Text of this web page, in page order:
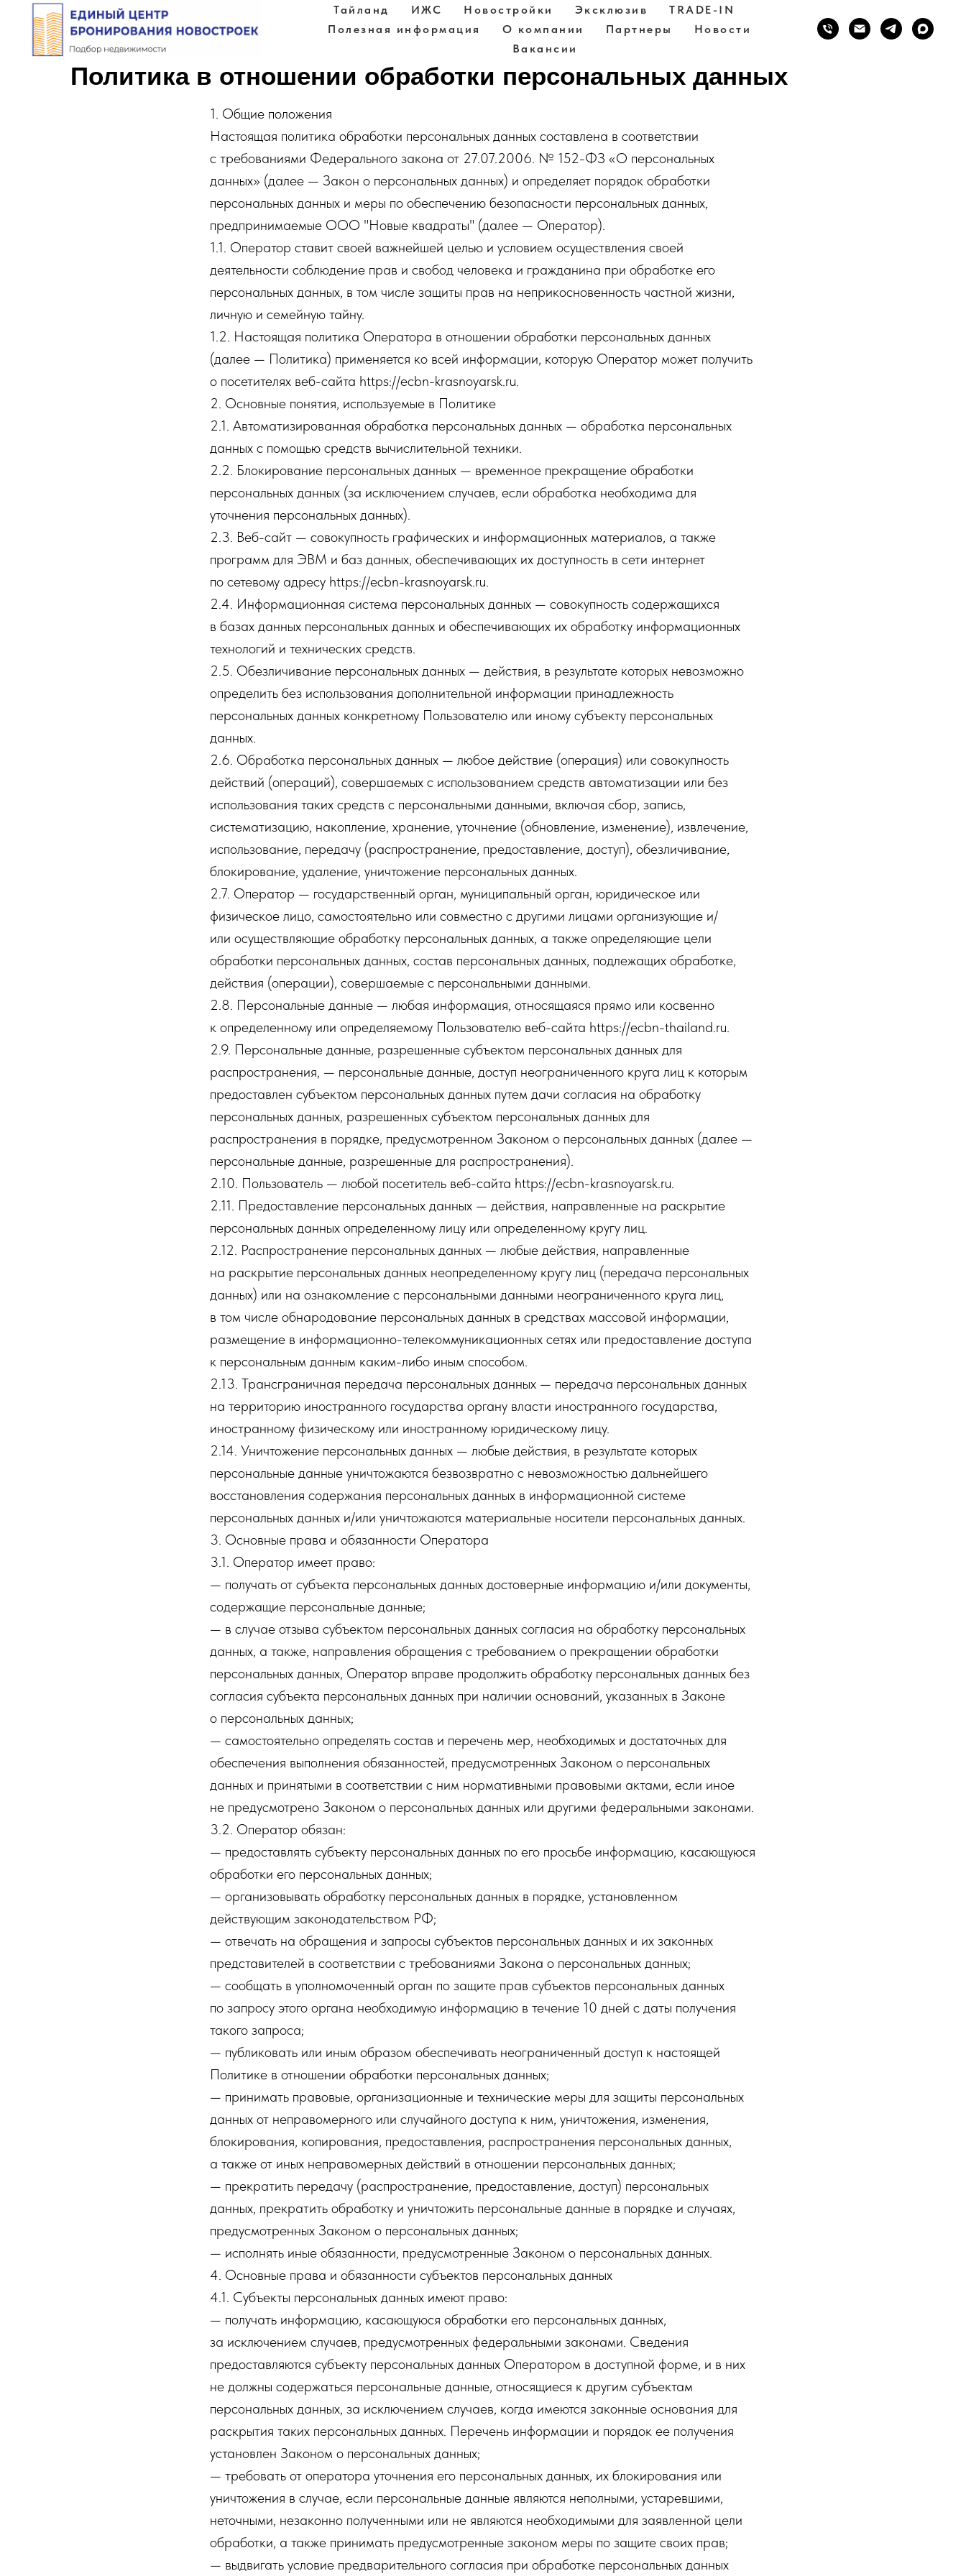
Тайланд ИЖС Новостройки Эксклюзив
TRADE-IN
Полезная информация
О компании Партнеры
Новости
Вакансии
Политика в отношении обработки персональных данных
1. Общие положения
Настоящая политика обработки персональных данных составлена в соответствии
с требованиями Федерального закона от 27.07.2006. № 152-ФЗ «О персональных
данных» (далее — Закон о персональных данных) и определяет порядок обработки
персональных данных и меры по обеспечению безопасности персональных данных,
предпринимаемые ООО "Новые квадраты" (далее — Оператор).
1.1. Оператор ставит своей важнейшей целью и условием осуществления своей
деятельности соблюдение прав и свобод человека и гражданина при обработке его
персональных данных, в том числе защиты прав на неприкосновенность частной жизни,
личную и семейную тайну.
1.2. Настоящая политика Оператора в отношении обработки персональных данных
(далее — Политика) применяется ко всей информации, которую Оператор может получить
о посетителях веб-сайта https://ecbn-krasnoyarsk.ru.
2. Основные понятия, используемые в Политике
2.1. Автоматизированная обработка персональных данных — обработка персональных
данных с помощью средств вычислительной техники.
2.2. Блокирование персональных данных — временное прекращение обработки
персональных данных (за исключением случаев, если обработка необходима для
уточнения персональных данных).
2.3. Веб-сайт — совокупность графических и информационных материалов, а также
программ для ЭВМ и баз данных, обеспечивающих их доступность в сети интернет
по сетевому адресу https://ecbn-krasnoyarsk.ru.
2.4. Информационная система персональных данных — совокупность содержащихся
в базах данных персональных данных и обеспечивающих их обработку информационных
технологий и технических средств.
2.5. Обезличивание персональных данных — действия, в результате которых невозможно
определить без использования дополнительной информации принадлежность
персональных данных конкретному Пользователю или иному субъекту персональных
данных.
2.6. Обработка персональных данных — любое действие (операция) или совокупность
действий (операций), совершаемых с использованием средств автоматизации или без
использования таких средств с персональными данными, включая сбор, запись,
систематизацию, накопление, хранение, уточнение (обновление, изменение), извлечение,
использование, передачу (распространение, предоставление, доступ), обезличивание,
блокирование, удаление, уничтожение персональных данных.
2.7. Оператор — государственный орган, муниципальный орган, юридическое или
физическое лицо, самостоятельно или совместно с другими лицами организующие и/
или осуществляющие обработку персональных данных, а также определяющие цели
обработки персональных данных, состав персональных данных, подлежащих обработке,
действия (операции), совершаемые с персональными данными.
2.8. Персональные данные — любая информация, относящаяся прямо или косвенно
к определенному или определяемому Пользователю веб-сайта https://ecbn-thailand.ru.
2.9. Персональные данные, разрешенные субъектом персональных данных для
распространения, — персональные данные, доступ неограниченного круга лиц к которым
предоставлен субъектом персональных данных путем дачи согласия на обработку
персональных данных, разрешенных субъектом персональных данных для
распространения в порядке, предусмотренном Законом о персональных данных (далее —
персональные данные, разрешенные для распространения).
2.10. Пользователь — любой посетитель веб-сайта https://ecbn-krasnoyarsk.ru.
2.11. Предоставление персональных данных — действия, направленные на раскрытие
персональных данных определенному лицу или определенному кругу лиц.
2.12. Распространение персональных данных — любые действия, направленные
на раскрытие персональных данных неопределенному кругу лиц (передача персональных
данных) или на ознакомление с персональными данными неограниченного круга лиц,
в том числе обнародование персональных данных в средствах массовой информации,
размещение в информационно-телекоммуникационных сетях или предоставление доступа
к персональным данным каким-либо иным способом.
2.13. Трансграничная передача персональных данных — передача персональных данных
на территорию иностранного государства органу власти иностранного государства,
иностранному физическому или иностранному юридическому лицу.
2.14. Уничтожение персональных данных — любые действия, в результате которых
персональные данные уничтожаются безвозвратно с невозможностью дальнейшего
восстановления содержания персональных данных в информационной системе
персональных данных и/или уничтожаются материальные носители персональных данных.
3. Основные права и обязанности Оператора
3.1. Оператор имеет право:
— получать от субъекта персональных данных достоверные информацию и/или документы,
содержащие персональные данные;
— в случае отзыва субъектом персональных данных согласия на обработку персональных
данных, а также, направления обращения с требованием о прекращении обработки
персональных данных, Оператор вправе продолжить обработку персональных данных без
согласия субъекта персональных данных при наличии оснований, указанных в Законе
о персональных данных;
— самостоятельно определять состав и перечень мер, необходимых и достаточных для
обеспечения выполнения обязанностей, предусмотренных Законом о персональных
данных и принятыми в соответствии с ним нормативными правовыми актами, если иное
не предусмотрено Законом о персональных данных или другими федеральными законами.
3.2. Оператор обязан:
— предоставлять субъекту персональных данных по его просьбе информацию, касающуюся
обработки его персональных данных;
— организовывать обработку персональных данных в порядке, установленном
действующим законодательством РФ;
— отвечать на обращения и запросы субъектов персональных данных и их законных
представителей в соответствии с требованиями Закона о персональных данных;
— сообщать в уполномоченный орган по защите прав субъектов персональных данных
по запросу этого органа необходимую информацию в течение 10 дней с даты получения
такого запроса;
— публиковать или иным образом обеспечивать неограниченный доступ к настоящей
Политике в отношении обработки персональных данных;
— принимать правовые, организационные и технические меры для защиты персональных
данных от неправомерного или случайного доступа к ним, уничтожения, изменения,
блокирования, копирования, предоставления, распространения персональных данных,
а также от иных неправомерных действий в отношении персональных данных;
— прекратить передачу (распространение, предоставление, доступ) персональных
данных, прекратить обработку и уничтожить персональные данные в порядке и случаях,
предусмотренных Законом о персональных данных;
— исполнять иные обязанности, предусмотренные Законом о персональных данных.
4. Основные права и обязанности субъектов персональных данных
4.1. Субъекты персональных данных имеют право:
— получать информацию, касающуюся обработки его персональных данных,
за исключением случаев, предусмотренных федеральными законами. Сведения
предоставляются субъекту персональных данных Оператором в доступной форме, и в них
не должны содержаться персональные данные, относящиеся к другим субъектам
персональных данных, за исключением случаев, когда имеются законные основания для
раскрытия таких персональных данных. Перечень информации и порядок ее получения
установлен Законом о персональных данных;
— требовать от оператора уточнения его персональных данных, их блокирования или
уничтожения в случае, если персональные данные являются неполными, устаревшими,
неточными, незаконно полученными или не являются необходимыми для заявленной цели
обработки, а также принимать предусмотренные законом меры по защите своих прав;
— выдвигать условие предварительного согласия при обработке персональных данных